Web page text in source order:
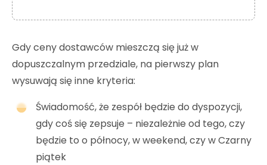
Gdy ceny dostawców mieszczą się już w
dopuszczalnym przedziale, na pierwszy plan
wysuwają się inne kryteria:
Świadomość, że zespół będzie do dyspozycji,
gdy coś się zepsuje – niezależnie od tego, czy
będzie to o północy, w weekend, czy w Czarny
piątek